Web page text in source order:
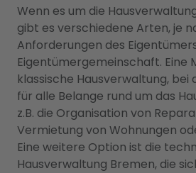
Wenn es um die
gibt es verschiedene Arten, je
Anforderungen des
Eigentümergemeinschaft. Eine
klassische Hausverwaltung,
für alle Belange rund um das
z.B. die Organisation von
Vermietung von Wohnungen
Eine weitere Option ist die
Hausverwaltung Bremen, die